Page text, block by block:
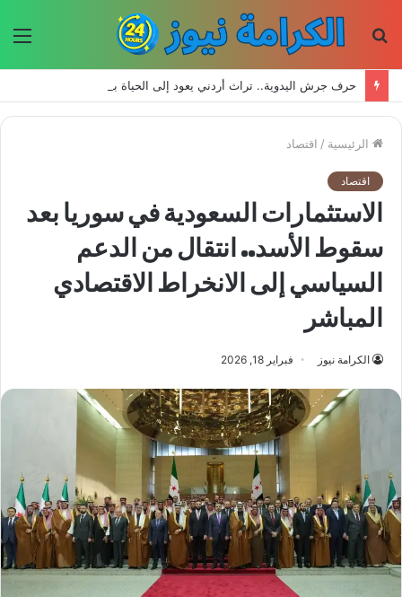
الرئيسية / اقتصاد
اقتصاد
الاستثمارات السعودية في سوريا بعد
سقوط الأسد.. انتقال من الدعم
السياسي إلى الانخراط الاقتصادي
المباشر
الكرامة نيوز فبراير 18, 2026